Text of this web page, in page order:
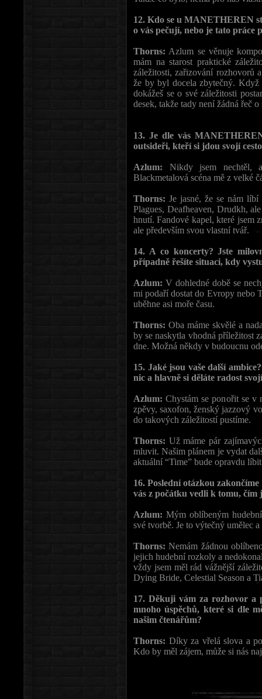
12. Kdo se u MANETHEREN
o vás pečují, nebo je tato práce
Thorns: Azlum se věnuje
mám na starost praktické
záležitosti, zařizování rozhovorů
že by byl docela zbytečný. Když
dokážeš se o své záležitosti
desek, takže tady není žádná řeč
13. Je dle vás
outsideři, kteří si jdou svojí
Azlum: Nikdy jsem nechtěl,
Blackmetalová scéna mě z velké
Thorns: Je jasné, že se nám
Plagues, Deafheaven, Drudkh,
hnutí. Fandové kapel, které jsem
ale především svou vlastní tvář.
14. A co koncerty? Jste
případně řešíte situaci, kdy
Azlum: V dohledné době se
mi podaří dostat do Evropy nebo
uběhne asi moře času.
Thorns: Oba máme skvělé a
by se naskytla vhodná příležitost
dne. Možná někdy v budoucnu
15. Jaké jsou vaše další
nic a hlavně si děláte radost
Azlum: Chystám se ponořit se v
zpěvy, saxofon, ženský jazzový
do takových záležitostí pustíme.
Thorns: Už máme pár
mluvit. Našim plánem je vydat
aktuální “Time” bude opravdu
16. Poslední otázkou
vás z počátku vedli k tomu,
Azlum: Mým oblíbeným
své tvorbě. Je to výtečný umělec
Thorns: Nemám žádnou
jejich hudební rozkoly a
vždy jsem měl rád vážnější
Dying Bride, Celestial Season a
17. Děkuji vám za rozhovor a
mnoho úspěchů, které si dle
našim čtenářům?
Thorns: Díky za vřelá slova a
Kdo by měl zájem, může si nás